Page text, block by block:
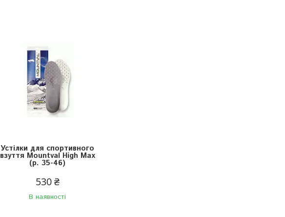
Устілки для спортивного
взуття Mountval High Max
(р. 35-46)
530 ₴
В наявності